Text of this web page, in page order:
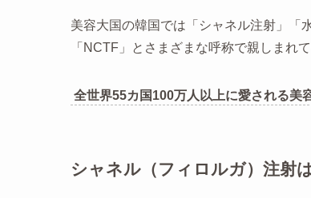
美容大国の韓国では「シャネル注射」「
「NCTF」とさまざまな呼称で親しまれて
全世界55カ国100万人以上に愛される美
シャネル（フィロルガ）注射